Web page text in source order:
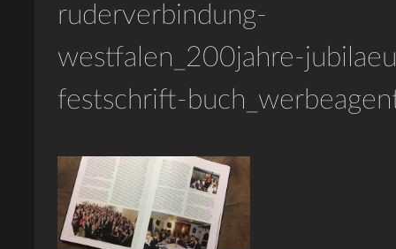
ruderverbindung-
westfalen_200jahre-
festschrift-